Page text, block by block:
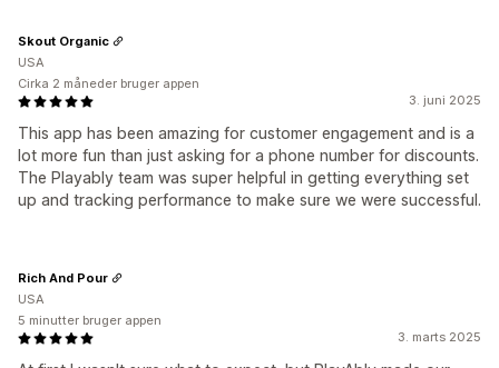
3. juni 2025
This app has been amazing for customer engagement and is a
lot more fun than just asking for a phone number for discounts.
The Playably team was super helpful in getting everything set
up and tracking performance to make sure we were successful.
Skout Organic
USA
Cirka 2 måneder bruger appen
3. marts 2025
Rich And Pour
USA
5 minutter bruger appen